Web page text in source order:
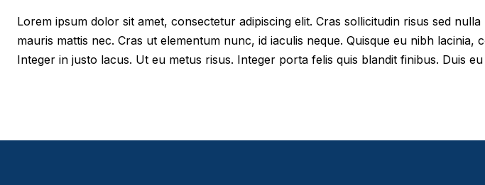
Lorem ipsum dolor sit amet, consectetur adipiscing elit. Cras sollicitudin risus sed
mauris mattis nec. Cras ut elementum nunc, id iaculis neque. Quisque eu nibh
Integer in justo lacus. Ut eu metus risus. Integer porta felis quis blandit finibus. Duis